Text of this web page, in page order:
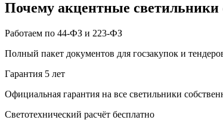
Почему акцентные
Работаем по 44-ФЗ и 223-ФЗ
Полный пакет документов для госзакупок и
Гарантия 5 лет
Официальная гарантия на все светильники
Светотехнический расчёт бесплатно